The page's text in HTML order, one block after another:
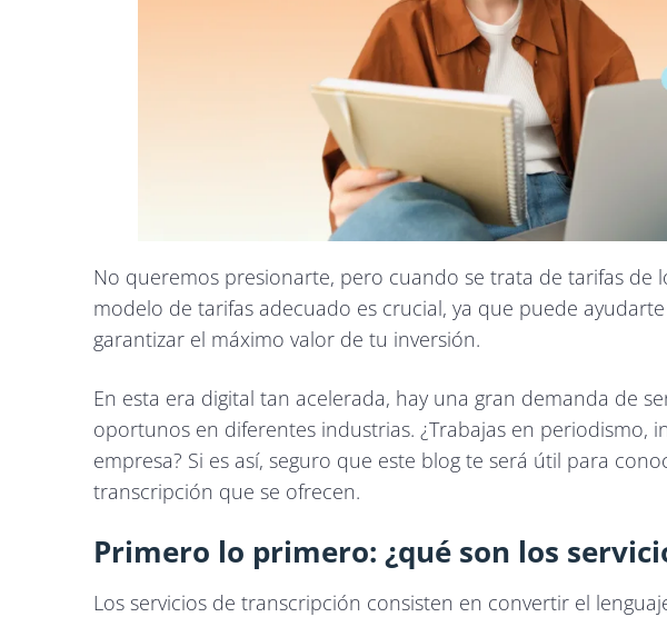
No queremos presionarte, pero cuando se trata de tarifas de
modelo de tarifas adecuado es crucial, ya que puede
garantizar el máximo valor de tu inversión.
En esta era digital tan acelerada, hay una gran demanda de
oportunos en diferentes industrias. ¿Trabajas en periodismo,
empresa? Si es así, seguro que este blog te será útil para
transcripción que se ofrecen.
Primero lo primero: ¿qué son los
Los servicios de transcripción consisten en convertir el